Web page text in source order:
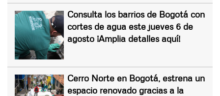
Consulta los barrios de Bogotá con
cortes de agua este jueves 6 de
agosto ¡Amplia detalles aquí!
Cerro Norte en Bogotá, estrena un
espacio renovado gracias a la